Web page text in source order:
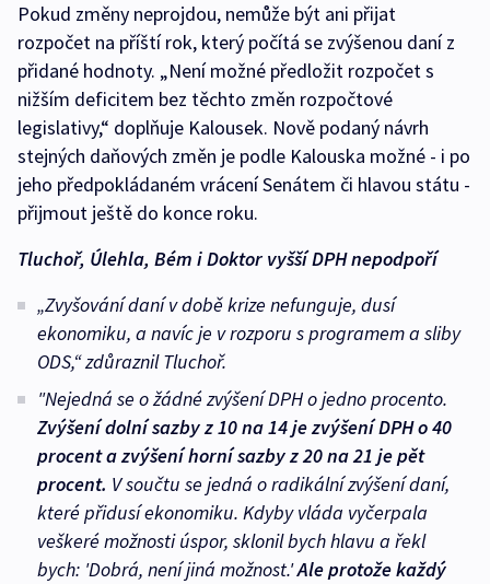
Pokud změny neprojdou, nemůže být ani přijat
rozpočet na příští rok, který počítá se zvýšenou daní z
přidané hodnoty. „Není možné předložit rozpočet s
nižším deficitem bez těchto změn rozpočtové
legislativy,“ doplňuje Kalousek. Nově podaný návrh
stejných daňových změn je podle Kalouska možné - i po
jeho předpokládaném vrácení Senátem či hlavou státu -
přijmout ještě do konce roku.
Tluchoř, Úlehla, Bém i Doktor vyšší DPH nepodpoří
„Zvyšování daní v době krize nefunguje, dusí
ekonomiku, a navíc je v rozporu s programem a sliby
ODS,“zdůraznil Tluchoř.
"Nejedná se o žádné zvýšení DPH o jedno procento.
Zvýšení dolní sazby z 10 na 14 je zvýšení DPH o 40
procent a zvýšení horní sazby z 20 na 21 je pět
procent. V součtu se jedná o radikální zvýšení daní,
které přidusí ekonomiku. Kdyby vláda vyčerpala
veškeré možnosti úspor, sklonil bych hlavu a řekl
bych: 'Dobrá, není jiná možnost.'Ale protože každý